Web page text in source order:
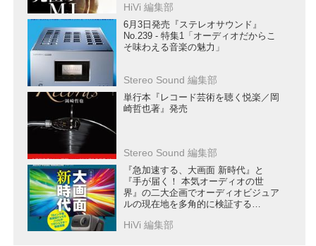
発売
HiVi 編集部
6月3日発売『ステレオサウンド』
No.239 - 特集1「オーディオだからこ
そ味わえる音楽の魅力」
Stereo Sound 編集部
単行本『レコード芸術を聴く悦楽／岡
崎哲也著』発売
Stereo Sound 編集部
『急加速する、大画面 新時代』と
『手が届く！ 本気オーディオの世
界』の二大企画でオーディオビジュア
ルの現在地を多角的に検証する
HiVi 編集部